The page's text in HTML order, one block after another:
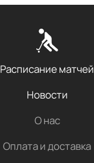
Расписание матчей
Новости
О нас
Оплата и доставка